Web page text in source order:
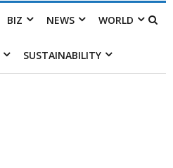
BIZ NEWS WORLD
SUSTAINABILITY